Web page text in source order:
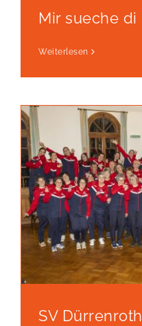
Mir sueche di
Weiterlesen
SV Dürrenroth